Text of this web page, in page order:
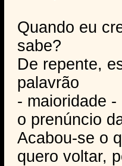
Quando eu
sabe?
De repente,
palavrão
- maioridade -
o prenúncio
Acabou-se o
quero voltar,